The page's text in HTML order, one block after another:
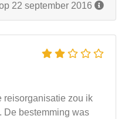
22 september 2016
reisorganisatie zou ik
De bestemming was